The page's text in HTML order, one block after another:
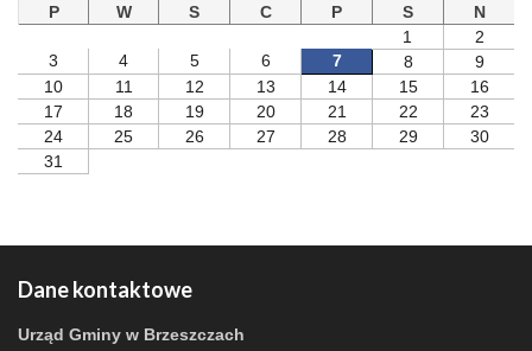
P
W S C P S
N
1
2
3
4 5 6 7 8
9
10
11 12 13 14 15
16
17
18 19 20 21 22
23
24
25 26 27 28 29
30
31
Dane kontaktowe
Urząd Gminy w Brzeszczach